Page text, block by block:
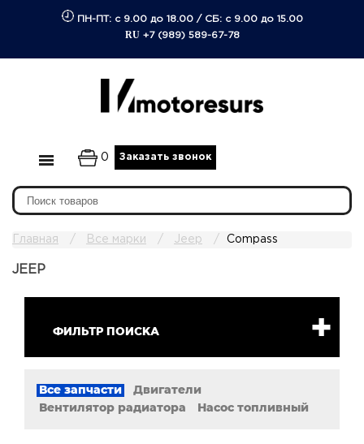
ПН-ПТ: с 9.00 до 18.00/ СБ: с 9.00 до 15.00
RU +7 (989) 589-67-78
0 Заказать звонок
Главная Все марки Jeep Compass
JEEP
ФИЛЬТР ПОИСКА
Все запчасти
Двигатели
Вентилятор радиатора
Насос топливный